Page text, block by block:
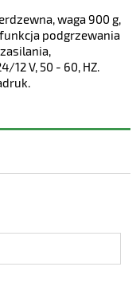
waga 900 g,
funkcja podgrzewania
12 V, 50 - 60, HZ.